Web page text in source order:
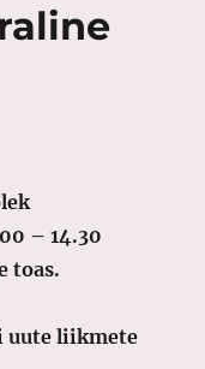
– 14.30
toas.
uute liikmete